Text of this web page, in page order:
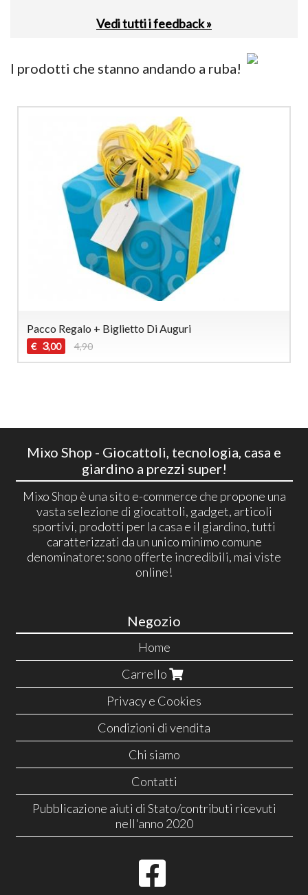
Vedi tutti i feedback »
I prodotti che stanno andando a ruba!
Pacco Regalo + Biglietto Di Auguri
€ 3,00 4,90
Mixo Shop - Giocattoli, tecnologia, casa e
giardino a prezzi super!
Mixo Shop è una sito e-commerce che propone una
vasta selezione di giocattoli, gadget, articoli
sportivi, prodotti per la casa e il giardino, tutti
caratterizzati da un unico minimo comune
denominatore: sono offerte incredibili, mai viste
online!
Negozio
Home
Carrello
Privacy e Cookies
Condizioni di vendita
Chi siamo
Contatti
Pubblicazione aiuti di Stato/contributi ricevuti
nell'anno 2020